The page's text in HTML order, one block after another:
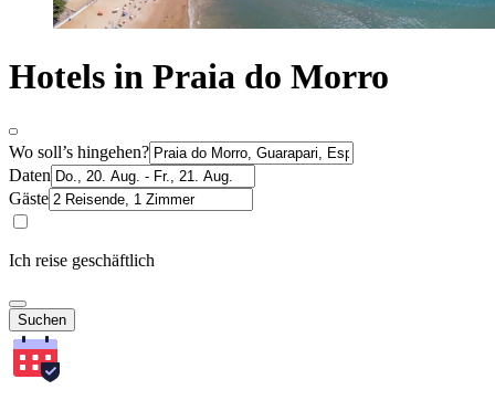
Hotels in Praia do Morro
Wo soll’s hingehen?
Daten
Gäste
Ich reise geschäftlich
Suchen